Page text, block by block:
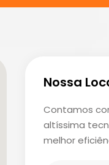
Nossa
Contamos
altíssima
melhor